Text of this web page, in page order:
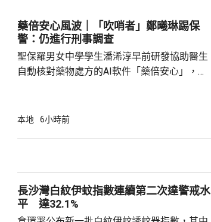
圾，告票未有妥善送達，部分人被票控時甚至
不在港，令他們被追討罰款、遭通緝和拘捕。
藥倍安心風波｜「吹哨者」鄭曦琳踢保
警：仍進行刑事調查
聖保羅男女中學學生潘浠淳早前研發協助醫生
自動核對藥物處方的AI軟件「藥倍安心」，去
意下披露個人資料並造成指明傷害，被警方拘
續時，拒絕繼續保釋候查，又說案件的刑事調
查仍在進行中，被捕人拒絕保釋候查，...
本地 6小時前
長沙灣白紋伊蚊指數連續第二次達警戒水
平 達32.1%